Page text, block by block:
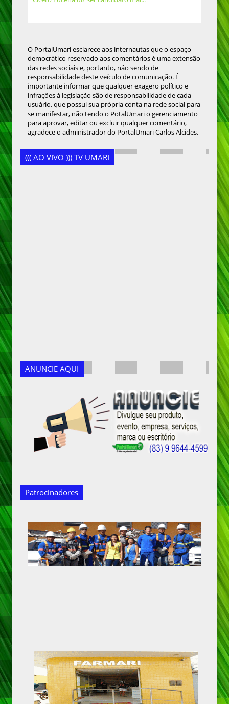
O PortalUmari esclarece aos internautas que o espaço
democrático reservado aos comentários é uma extensão
das redes sociais e, portanto, não sendo de
responsabilidade deste veículo de comunicação. É
importante informar que qualquer exagero político e
infrações à legislação são de responsabilidade de cada
usuário, que possui sua própria conta na rede social para
se manifestar, não tendo o PotalUmari o gerenciamento
para aprovar, editar ou excluir qualquer comentário,
agradece o administrador do PortalUmari Carlos Alcides.
((( AO VIVO ))) TV UMARI
ANUNCIE AQUI
Patrocinadores